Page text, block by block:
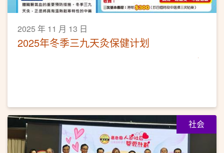
2025 年 11 月 13 日
2025年冬季三九天灸保健计划
社会